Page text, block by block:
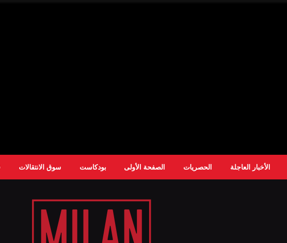
الأخبار العاجلة الحصريات الصفحة الأولى بودكاست سوق الانتقالات